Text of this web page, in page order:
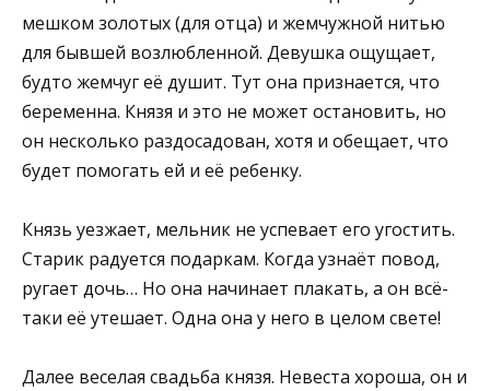
мешком золотых (для отца) и жемчужной нитью
для бывшей возлюбленной. Девушка ощущает,
будто жемчуг её душит. Тут она признается, что
беременна. Князя и это не может остановить, но
он несколько раздосадован, хотя и обещает, что
будет помогать ей и её ребенку.
Князь уезжает, мельник не успевает его угостить.
Старик радуется подаркам. Когда узнаёт повод,
ругает дочь… Но она начинает плакать, а он всё-
таки её утешает. Одна она у него в целом свете!
Далее веселая свадьба князя. Невеста хороша, он и